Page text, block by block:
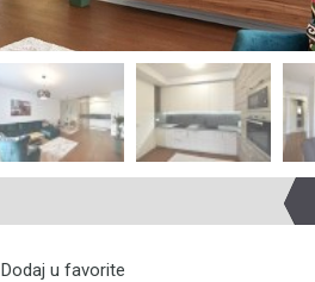
Dodaj u favorite